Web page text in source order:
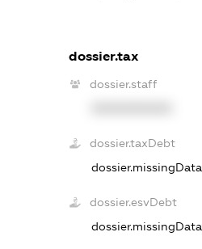
dossier.tax
dossier.staff
dossier.taxDebt
dossier.missingData
dossier.esvDebt
dossier.missingData